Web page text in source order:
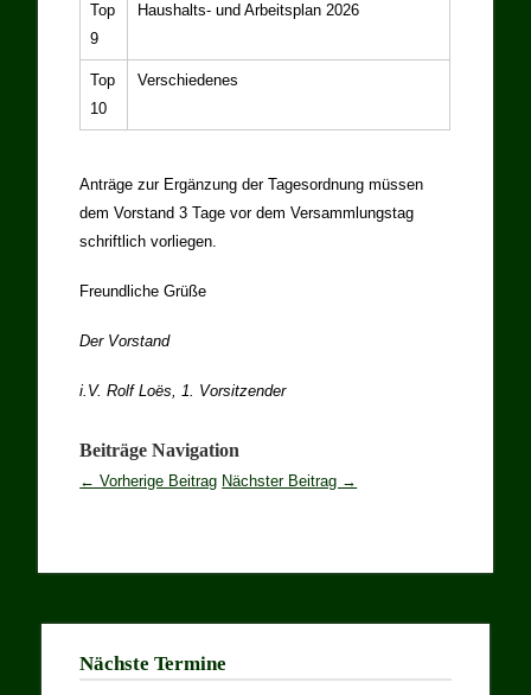
Top
9
Haushalts- und Arbeitsplan 2026
Top
10
Verschiedenes
Anträge zur Ergänzung der Tagesordnung müssen
dem Vorstand 3 Tage vor dem Versammlungstag
schriftlich vorliegen.
Freundliche Grüße
Der Vorstand
i.V. Rolf Loës, 1. Vorsitzender
Beiträge Navigation
← Vorherige Beitrag Nächster Beitrag →
Nächste Termine